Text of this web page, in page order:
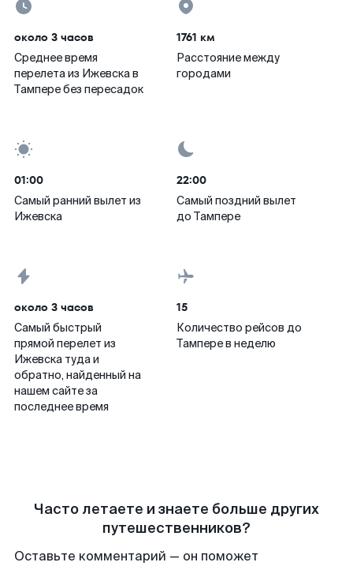
около 3 часов
Среднее время
перелета из Ижевска в
Тампере без пересадок
1761 км
Расстояние между
городами
01:00
Самый ранний вылет из
Ижевска
22:00
Самый поздний вылет
до Тампере
около 3 часов
Самый быстрый
прямой перелет из
Ижевска туда и
обратно, найденный на
нашем сайте за
последнее время
15
Количество рейсов до
Тампере в неделю
Часто летаете и знаете больше других
путешественников?
Оставьте комментарий — он поможет